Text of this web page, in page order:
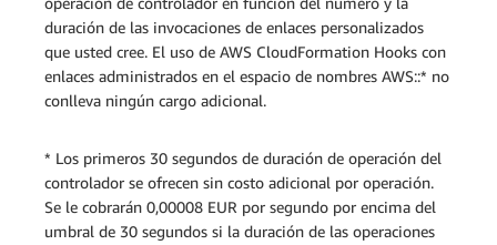
duración de las invocaciones de enlaces personalizados
que usted cree. El uso de AWS CloudFormation Hooks con
enlaces administrados en el espacio de nombres AWS::* no
conlleva ningún cargo adicional.
* Los primeros 30 segundos de duración de operación del
controlador se ofrecen sin costo adicional por operación.
Se le cobrarán 0,00008 EUR por segundo por encima del
umbral de 30 segundos si la duración de las operaciones